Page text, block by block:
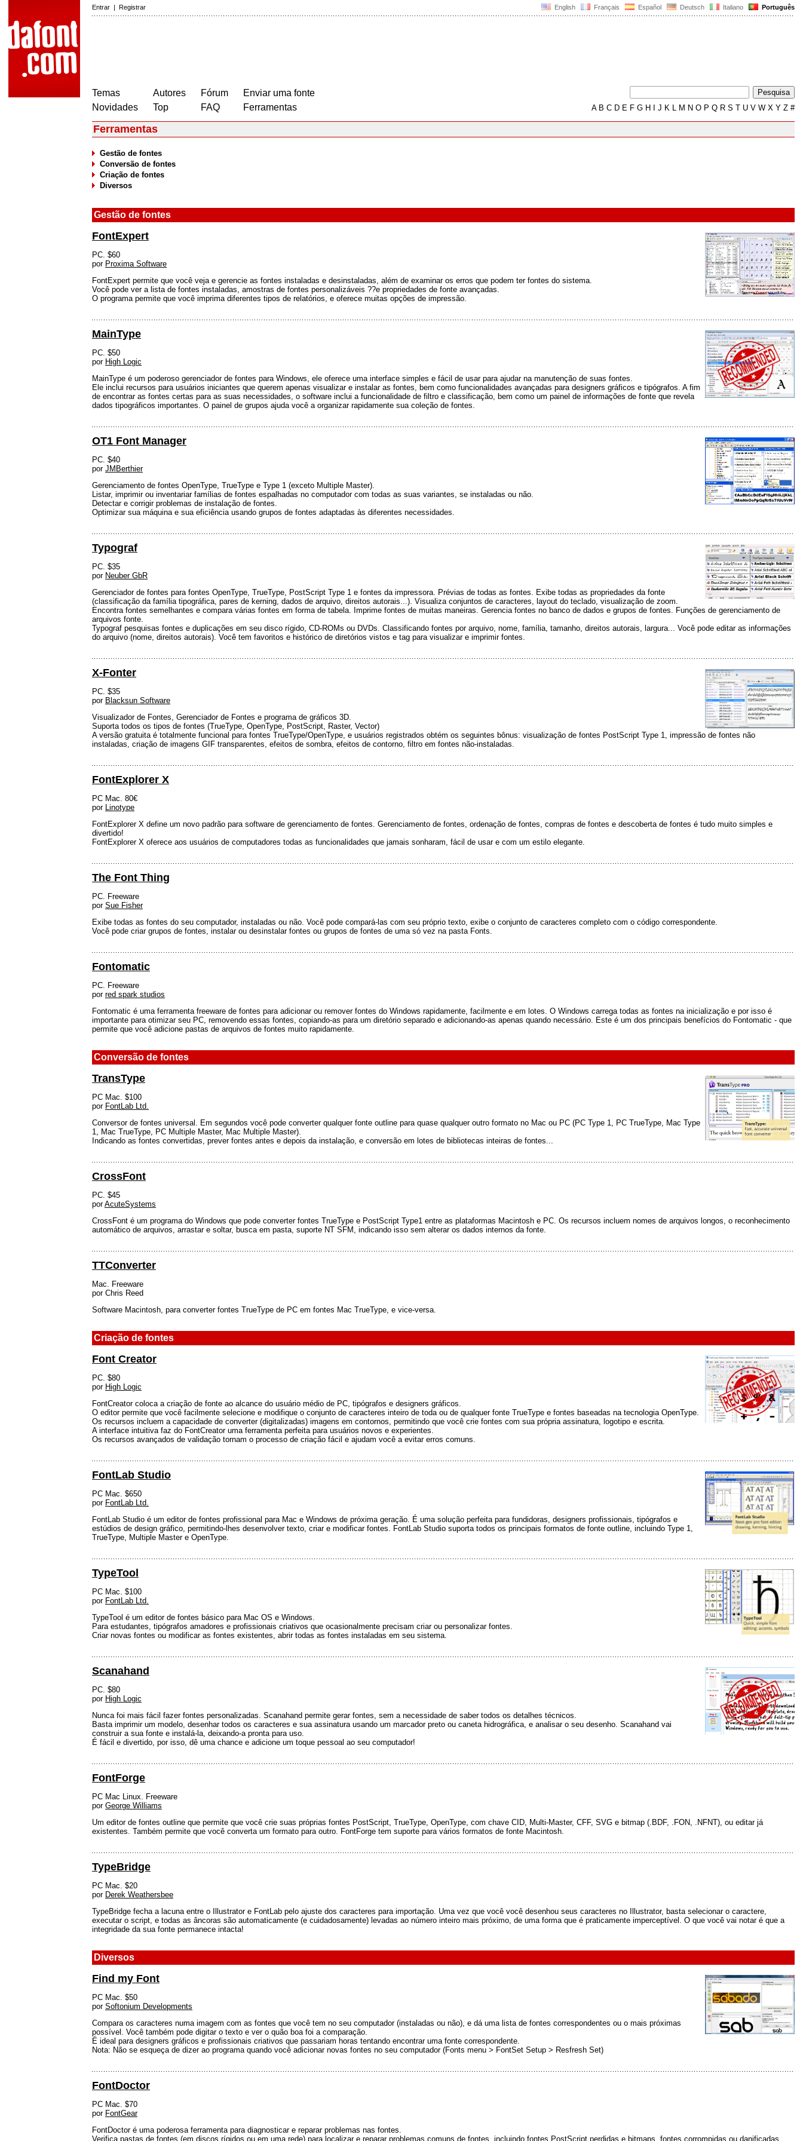
English Français Español Deutsch Italiano Português
Entrar | Registrar
Temas
Novidades
Autores
Top
Fórum
FAQ
Enviar uma fonte
Ferramentas
AB C D E F G H J K L M N O P Q R S T U V W X Y Z #
Ferramentas
Gestão de fontes
Conversão de fontes
Criação de fontes
Diversos
Gestão de fontes
FontExpert
PC. $60
por Proxima Software
FontExpert permite que você veja e gerencie as fontes instaladas e desinstaladas, além de examinar os erros que podem ter fontes do sistema.
Você pode ver a lista de fontes instaladas, amostras de fontes personalizáveis ??e propriedades de fonte avançadas.
O programa permite que você imprima diferentes tipos de relatórios, e oferece muitas opções de impressão.
MainType
PC. $50
por High Logic
MainType é um poderoso gerenciador de fontes para Windows, ele oferece uma interface simples e fácil de usar para ajudar na manutenção de suas fontes.
Ele inclui recursos para usuários iniciantes que querem apenas visualizar e instalar as fontes, bem como funcionalidades avançadas para designers gráficos e tipógrafos. A fim
de encontrar as fontes certas para as suas necessidades, o software inclui a funcionalidade de filtro e classificação, bem como um painel de informações de fonte que revela
dados tipográficos importantes. O painel de grupos ajuda você a organizar rapidamente sua coleção de fontes.
OT1 Font Manager
PC. $40
por JMBerthier
Gerenciamento de fontes OpenType, TrueType e Type 1 (exceto Multiple Master).
Listar, imprimir ou inventariar famílias de fontes espalhadas no computador com todas as suas variantes, se instaladas ou não.
Detectar e corrigir problemas de instalação de fontes.
Optimizar sua máquina e sua eficiência usando grupos de fontes adaptadas às diferentes necessidades.
Typograf
PC. $35
por Neuber GbR
Gerenciador de fontes para fontes OpenType, TrueType, PostScript Type 1 e fontes da impressora. Prévias de todas as fontes. Exibe todas as propriedades da fonte
(classificação da família tipográfica, pares de kerning, dados de arquivo, direitos autorais...). Visualiza conjuntos de caracteres, layout do teclado, visualização de zoom.
Encontra fontes semelhantes e compara várias fontes em forma de tabela. Imprime fontes de muitas maneiras. Gerencia fontes no banco de dados e grupos de fontes. Funções de gerenciamento de
arquivos fonte.
Typograf pesquisas fontes e duplicações em seu disco rígido, CD-ROMs ou DVDs. Classificando fontes por arquivo, nome, família, tamanho, direitos autorais, largura... Você pode editar as informações
do arquivo (nome, direitos autorais). Você tem favoritos e histórico de diretórios vistos e tag para visualizar e imprimir fontes.
X-Fonter
PC. $35
por Blacksun Software
Visualizador de Fontes, Gerenciador de Fontes e programa de gráficos 3D.
Suporta todos os tipos de fontes (TrueType, OpenType, PostScript, Raster, Vector)
A versão gratuita é totalmente funcional para fontes TrueType/OpenType, e usuários registrados obtém os seguintes bônus: visualização de fontes PostScript Type 1, impressão de fontes não
instaladas, criação de imagens GIF transparentes, efeitos de sombra, efeitos de contorno, filtro em fontes não-instaladas.
FontExplorer X
PC Mac. 80€
por Linotype
FontExplorer X define um novo padrão para software de gerenciamento de fontes. Gerenciamento de fontes, ordenação de fontes, compras de fontes e descoberta de fontes é tudo muito simples e
divertido!
FontExplorer X oferece aos usuários de computadores todas as funcionalidades que jamais sonharam, fácil de usar e com um estilo elegante.
The Font Thing
PC. Freeware
por Sue Fisher
Exibe todas as fontes do seu computador, instaladas ou não. Você pode compará-las com seu próprio texto, exibe o conjunto de caracteres completo com o código correspondente.
Você pode criar grupos de fontes, instalar ou desinstalar fontes ou grupos de fontes de uma só vez na pasta Fonts.
Fontomatic
PC. Freeware
por red spark studios
Fontomatic é uma ferramenta freeware de fontes para adicionar ou remover fontes do Windows rapidamente, facilmente e em lotes. O Windows carrega todas as fontes na inicialização e por isso é
importante para otimizar seu PC, removendo essas fontes, copiando-as para um diretório separado e adicionando-as apenas quando necessário. Este é um dos principais benefícios do Fontomatic - que
permite que você adicione pastas de arquivos de fontes muito rapidamente.
Conversão de fontes
TransType
PC Mac. $100
por FontLab Ltd.
Conversor de fontes universal. Em segundos você pode converter qualquer fonte outline para quase qualquer outro formato no Mac ou PC (PC Type 1, PC TrueType, Mac Type
1, Mac TrueType, PC Multiple Master, Mac Multiple Master).
Indicando as fontes convertidas, prever fontes antes e depois da instalação, e conversão em lotes de bibliotecas inteiras de fontes...
CrossFont
PC. $45
porAcuteSystems
CrossFont é um programa do Windows que pode converter fontes TrueType e PostScript Type1 entre as plataformas Macintosh e PC. Os recursos incluem nomes de arquivos longos, o reconhecimento
automático de arquivos, arrastar e soltar, busca em pasta, suporte NT SFM, indicando isso sem alterar os dados internos da fonte.
TTConverter
Mac. Freeware
por Chris Reed
Software Macintosh, para converter fontes TrueType de PC em fontes Mac TrueType, e vice-versa.
Criação de fontes
Font Creator
PC. $80
por High Logic
FontCreator coloca a criação de fonte ao alcance do usuário médio de PC, tipógrafos e designers gráficos.
O editor permite que você facilmente selecione e modifique o conjunto de caracteres inteiro de toda ou de qualquer fonte TrueType e fontes baseadas na tecnologia OpenType.
Os recursos incluem a capacidade de converter (digitalizadas) imagens em contornos, permitindo que você crie fontes com sua própria assinatura, logotipo e escrita.
A interface intuitiva faz do FontCreator uma ferramenta perfeita para usuários novos e experientes.
Os recursos avançados de validação tornam o processo de criação fácil e ajudam você a evitar erros comuns.
FontLab Studio
PC Mac. $650
por FontLab Ltd.
FontLab Studio é um editor de fontes profissional para Mac e Windows de próxima geração. É uma solução perfeita para fundidoras, designers profissionais, tipógrafos e
estúdios de design gráfico, permitindo-lhes desenvolver texto, criar e modificar fontes. FontLab Studio suporta todos os principais formatos de fonte outline, incluindo Type 1,
TrueType, Multiple Master e OpenType.
TypeTool
PC Mac. $100
por FontLab Ltd.
TypeTool é um editor de fontes básico para Mac OS e Windows.
Para estudantes, tipógrafos amadores e profissionais criativos que ocasionalmente precisam criar ou personalizar fontes.
Criar novas fontes ou modificar as fontes existentes, abrir todas as fontes instaladas em seu sistema.
Scanahand
PC. $80
por High Logic
Nunca foi mais fácil fazer fontes personalizadas. Scanahand permite gerar fontes, sem a necessidade de saber todos os detalhes técnicos.
Basta imprimir um modelo, desenhar todos os caracteres e sua assinatura usando um marcador preto ou caneta hidrográfica, e analisar o seu desenho. Scanahand vai
construir a sua fonte e instalá-la, deixando-a pronta para uso.
É fácil e divertido, por isso, dê uma chance e adicione um toque pessoal ao seu computador!
FontForge
PC Mac Linux. Freeware
por George Williams
Um editor de fontes outline que permite que você crie suas próprias fontes PostScript, TrueType, OpenType, com chave CID, Multi-Master, CFF, SVG e bitmap (.BDF, .FON, .NFNT), ou editar já
existentes. Também permite que você converta um formato para outro. FontForge tem suporte para vários formatos de fonte Macintosh.
TypeBridge
PC Mac. $20
por Derek Weathersbee
TypeBridge fecha a lacuna entre o Illustrator e FontLab pelo ajuste dos caracteres para importação. Uma vez que você você desenhou seus caracteres no Illustrator, basta selecionar o caractere,
executar o script, e todas as âncoras são automaticamente (e cuidadosamente) levadas ao número inteiro mais próximo, de uma forma que é praticamente imperceptível. O que você vai notar é que a
integridade da sua fonte permanece intacta!
Diversos
Find my Font
PC Mac. $50
por Softonium Developments
Compara os caracteres numa imagem com as fontes que você tem no seu computador (instaladas ou não), e dá uma lista de fontes correspondentes ou o mais próximas
possível. Você também pode digitar o texto e ver o quão boa foi a comparação.
É ideal para designers gráficos e profissionais criativos que passariam horas tentando encontrar uma fonte correspondente.
Nota: Não se esqueça de dizer ao programa quando você adicionar novas fontes no seu computador (Fonts menu > FontSet Setup > Resfresh Set)
FontDoctor
PC Mac. $70
por FontGear
FontDoctor é uma poderosa ferramenta para diagnosticar e reparar problemas nas fontes.
Verifica pastas de fontes (em discos rígidos ou em uma rede) para localizar e reparar problemas comuns de fontes, incluindo fontes PostScript perdidas e bitmaps, fontes corrompidas ou danificadas,